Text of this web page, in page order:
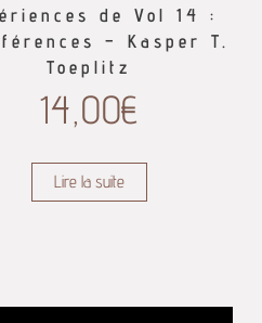
de Vol 14 :
– Kasper T.
Toeplitz
14,00€
Lire la suite